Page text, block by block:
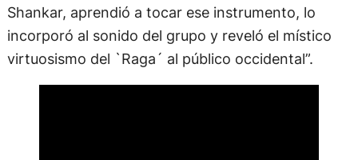
Shankar, aprendió a tocar ese instrumento, lo
incorporó al sonido del grupo y reveló el místico
virtuosismo del `Raga´ al público occidental”.